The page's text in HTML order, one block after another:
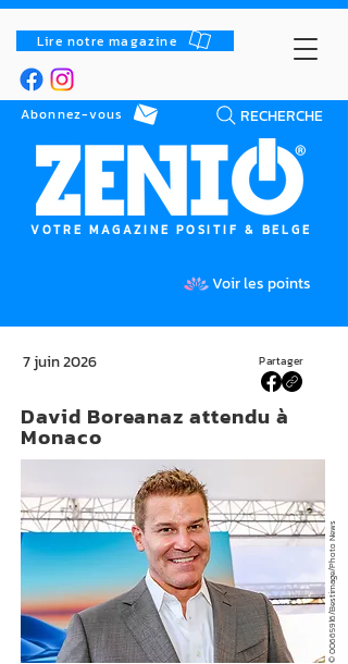
Lire notre magazine
RECHERCHE
Abonnez-vous
VOTRE MAGAZINE POSITIF & BELGE
Voir les points
Partager
7 juin 2026
David Boreanaz attendu à
Monaco
©
00665916
/Bestimage/Photo News